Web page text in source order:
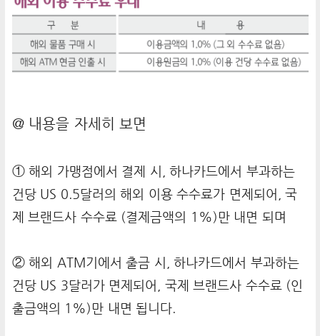
@ 내용을 자세히 보면
① 해외 가맹점에서 결제 시, 하나카드에서 부과하는
건당 US 0.5달러의 해외 이용 수수료가 면제되어, 국
제 브랜드사 수수료 (결제금액의 1%)만 내면 되며
② 해외 ATM기에서 출금 시, 하나카드에서 부과하는
건당 US 3달러가 면제되어, 국제 브랜드사 수수료 (인
출금액의 1%)만 내면 됩니다.